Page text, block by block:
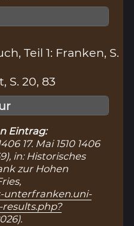
Teil 1: Franken, S.
S. 20, 83
Eintrag:
17. Mai 1510 1406
in: Historisches
zur Hohen
unterfranken.uni-